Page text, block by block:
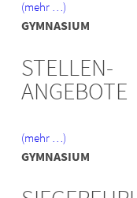
(mehr …)
GYMNASIUM
STELLEN-
ANGEBOTE
(mehr …)
GYMNASIUM